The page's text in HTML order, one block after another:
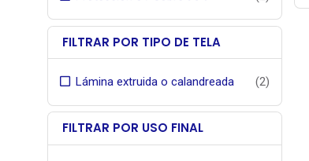
FILTRAR POR TIPO DE TELA
Lámina extruida o calandreada (2)
FILTRAR POR USO FINAL